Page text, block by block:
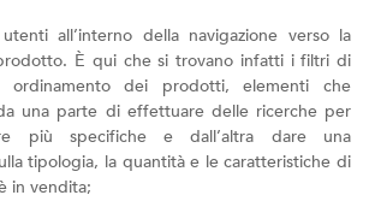
all’interno della navigazione verso la
È qui che si trovano infatti i filtri di
dei prodotti, elementi che
una parte di effettuare delle ricerche per
più specifiche e dall’altra dare una
tipologia, la quantità e le caratteristiche di
in vendita;